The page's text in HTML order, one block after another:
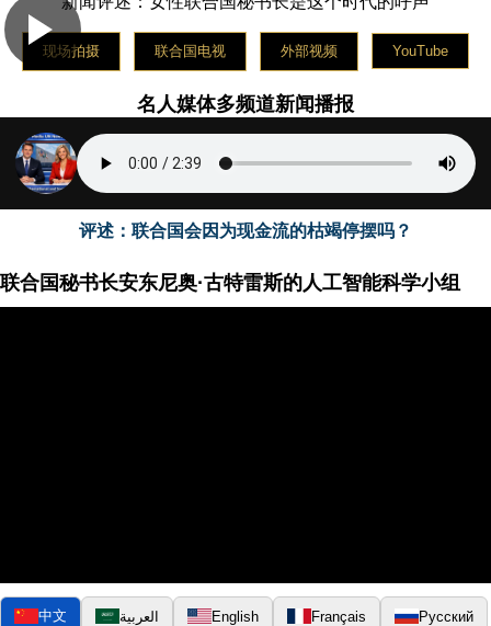
Медийная платформа знаменитостей вещает новости
в пятницу на русском языке
La plataforma de medios de celebridades transmite
noticias el sábado en español
现场拍摄 联合国电视 外部视频 YouTube
名人媒体多频道新闻播报
评述：联合国会因为现金流的枯竭停摆吗？
联合国秘书长安东尼奥·古特雷斯的人工智能科学小组
中文 العربية English Français Русский